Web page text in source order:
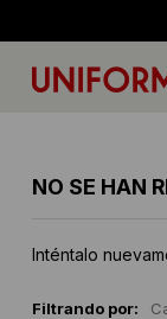
Calzado
Camisas
Bermudas
Remeras
Musculosas
Gorras
NO SE HAN
Inténtalo
Filtrando por: